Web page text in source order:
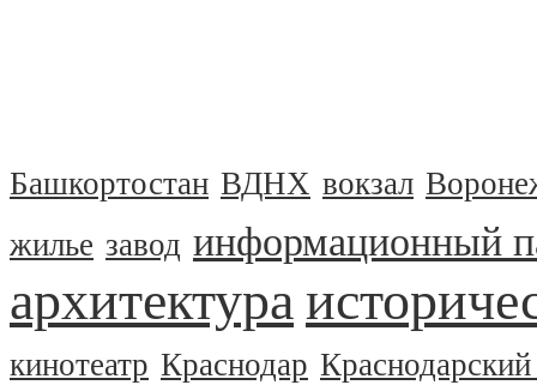
Башкортостан ВДНХ вокзал
жилье завод информационный
архитектура
кинотеатр Краснодар